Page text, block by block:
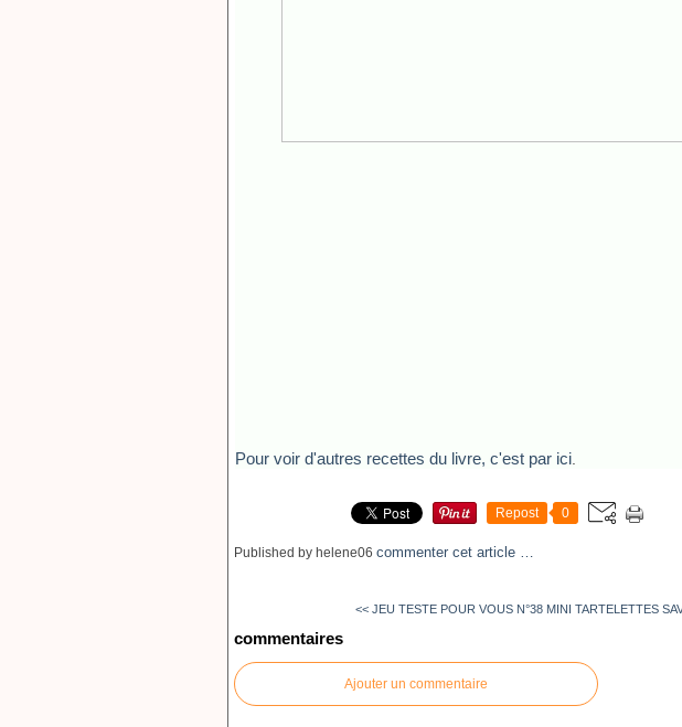
Pour voir d'autres recettes du livre, c'est par ici
Repost 0
Published by helene06 commenter cet article …
<< JEU TESTE POUR VOUS N°38 MINI TARTELETTES
commentaires
Ajouter un commentaire